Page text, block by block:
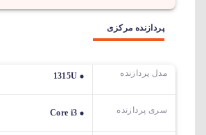
پردازنده مرکزی
مدل پردازنده 1315U
سری پردازنده Core i3